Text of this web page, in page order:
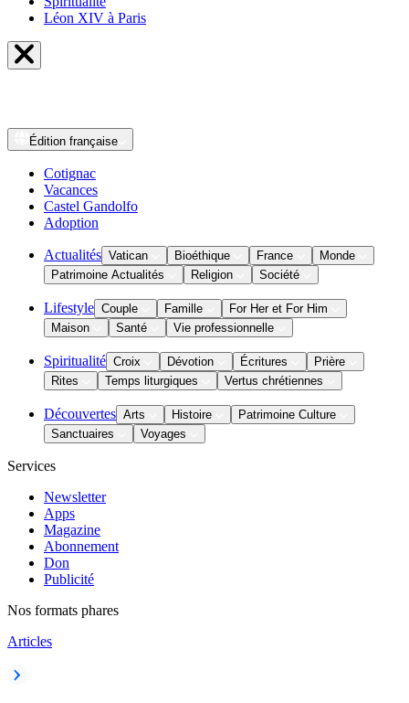
Léon XIV à Paris
Édition française
Cotignac
Vacances
Castel Gandolfo
Adoption
Actualités Vatican Bioéthique France
Monde
Patrimoine Actualités
Religion Société
Lifestyle Couple Famille
For Her et For Him
Maison
Santé Vie professionnelle
Spiritualité Croix Dévotion Écritures
Prière
Rites
Temps liturgiques Vertus chrétiennes
Découvertes Arts Histoire
Patrimoine Culture
Sanctuaires
Voyages
Services
Newsletter
Apps
Magazine
Abonnement
Don
Publicité
Nos formats phares
Articles